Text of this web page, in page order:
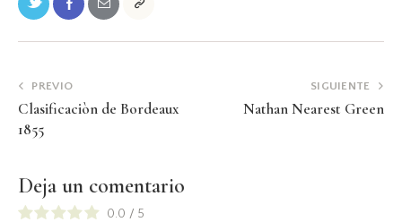
PREVIO
Clasificaciòn de Bordeaux
1855
SIGUIENTE
Nathan Nearest Green
Deja un comentario
0.0 / 5